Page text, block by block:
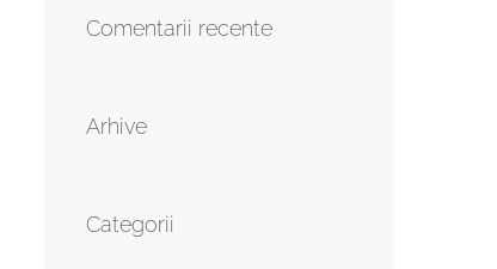
Comentarii recente
Arhive
Categorii